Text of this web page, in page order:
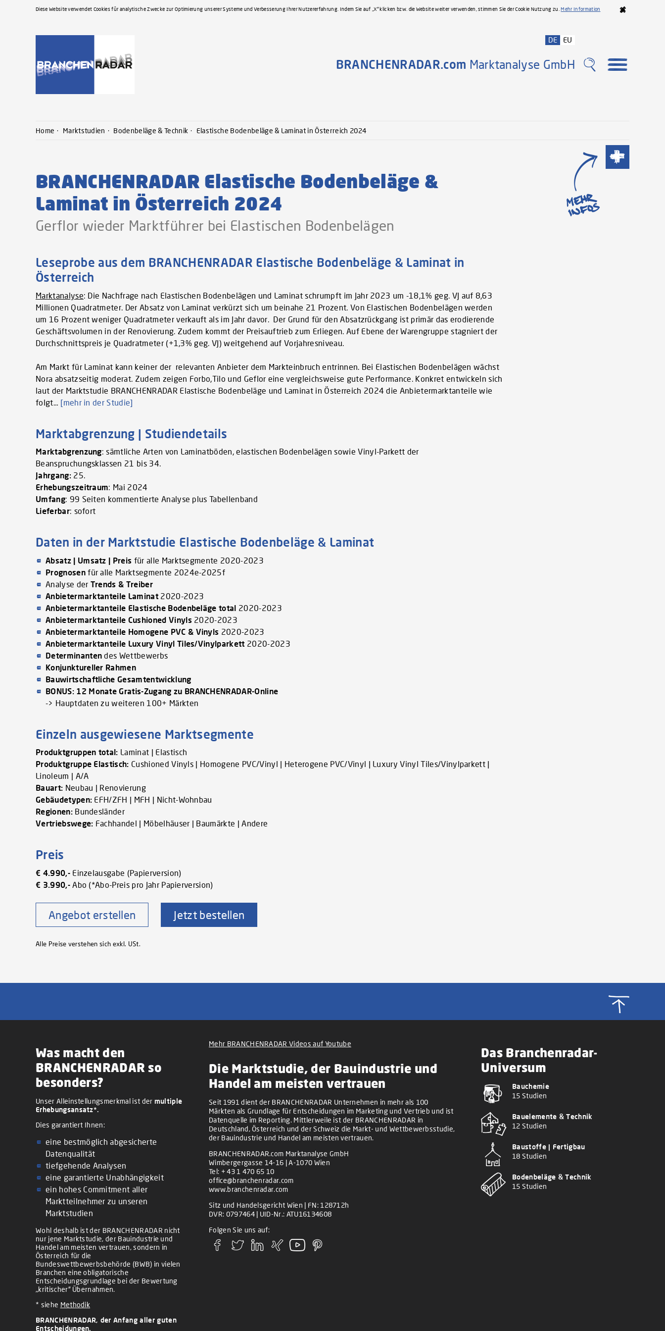
Diese Website verwendet Cookies für analytische Zwecke zur Optimierung unserer Systeme und Verbesserung Ihrer Nutzererfahrung. Indem Sie auf „X“ klicken bzw. die Website weiter verwenden, stimmen Sie der Cookie Nutzung zu.Mehr Information
BRANCHENRADAR.com Marktanalyse GmbH
DE EU
Home Marktstudien Bodenbeläge & Technik Elastische Bodenbeläge & Laminat in Österreich 2024
BRANCHENRADAR Elastische Bodenbeläge &
Laminat in Österreich 2024
Gerflor wieder Marktführer bei Elastischen Bodenbelägen
Leseprobe aus dem BRANCHENRADAR Elastische Bodenbeläge & Laminat in
Österreich
Marktanalyse: Die Nachfrage nach Elastischen Bodenbelägen und Laminat schrumpft im Jahr 2023 um -18,1% geg. VJ auf 8,63
Millionen Quadratmeter. Der Absatz von Laminat verkürzt sich um beinahe 21 Prozent. Von Elastischen Bodenbelägen werden
um 16 Prozent weniger Quadratmeter verkauft als im Jahr davor. Der Grund für den Absatzrückgang ist primär das erodierende
Geschäftsvolumen in der Renovierung. Zudem kommt der Preisauftrieb zum Erliegen. Auf Ebene der Warengruppe stagniert der
Durchschnittspreis je Quadratmeter (+1,3% geg. VJ) weitgehend auf Vorjahresniveau.
Am Markt für Laminat kann keiner der relevanten Anbieter dem Markteinbruch entrinnen. Bei Elastischen Bodenbelägen wächst
Nora absatzseitig moderat. Zudem zeigen Forbo,Tilo und Geflor eine vergleichsweise gute Performance. Konkret entwickeln sich
laut der Marktstudie BRANCHENRADAR Elastische Bodenbeläge und Laminat in Österreich 2024 die Anbietermarktanteile wie
folgt… [mehr in der Studie]
Marktabgrenzung | Studiendetails
Marktabgrenzung: sämtliche Arten von Laminatböden, elastischen Bodenbelägen sowie Vinyl-Parkett der
Beanspruchungsklassen 21 bis 34.
Jahrgang: 25.
Erhebungszeitraum: Mai 2024
Umfang: 99 Seiten kommentierte Analyse plus Tabellenband
Lieferbar: sofort
Daten in der Marktstudie Elastische Bodenbeläge & Laminat
Absatz | Umsatz | Preis für alle Marktsegmente 2020-2023
Prognosenfür alle Marktsegmente 2024e-2025f
Analyse der Trends & Treiber
Anbietermarktanteile Laminat 2020-2023
Anbietermarktanteile Elastische Bodenbeläge total 2020-2023
Anbietermarktanteile Cushioned Vinyls 2020-2023
Anbietermarktanteile Homogene PVC & Vinyls 2020-2023
Anbietermarktanteile Luxury Vinyl Tiles/Vinylparkett 2020-2023
Determinantendes Wettbewerbs
Konjunktureller Rahmen
Bauwirtschaftliche Gesamtentwicklung
BONUS: 12 Monate Gratis-Zugang zu BRANCHENRADAR-Online
-> Hauptdaten zu weiteren 100+ Märkten
Einzeln ausgewiesene Marktsegmente
Produktgruppen total: Laminat | Elastisch
Produktgruppe Elastisch: Cushioned Vinyls | Homogene PVC/Vinyl | Heterogene PVC/Vinyl | Luxury Vinyl Tiles/Vinylparkett |
Linoleum | A/A
Bauart: Neubau | Renovierung
Gebäudetypen: EFH/ZFH | MFH | Nicht-Wohnbau
Regionen:Bundesländer
Vertriebswege: Fachhandel | Möbelhäuser | Baumärkte | Andere
Preis
€ 4.990,-Einzelausgabe (Papierversion)
€ 3.990,-Abo (*Abo-Preis pro Jahr Papierversion)
Angebot erstellen Jetzt bestellen
Alle Preise verstehen sich exkl. USt.
Was macht den
BRANCHENRADAR so
besonders?
Unser Alleinstellungsmerkmal ist der multiple
Erhebungsansatz*.
Dies garantiert Ihnen:
eine bestmöglich abgesicherte
Datenqualität
tiefgehende Analysen
eine garantierte Unabhängigkeit
ein hohes Commitment aller
Marktteilnehmer zu unseren
Marktstudien
Wohl deshalb ist der BRANCHENRADAR nicht
nur jene Marktstudie, der Bauindustrie und
Handel am meisten vertrauen, sondern in
Österreich für die
Bundeswettbewerbsbehörde (BWB) in vielen
Branchen eine obligatorische
Entscheidungsgrundlage bei der Bewertung
„kritischer“ Übernahmen.
* siehe Methodik
BRANCHENRADAR, der Anfang aller guten
Entscheidungen.
Mehr BRANCHENRADAR Videos auf Youtube
Die Marktstudie, der Bauindustrie und
Handel am meisten vertrauen
Seit 1991 dient der BRANCHENRADAR Unternehmen in mehr als 100
Märkten als Grundlage für Entscheidungen im Marketing und Vertrieb und ist
Datenquelle im Reporting. Mittlerweile ist der BRANCHENRADAR in
Deutschland, Österreich und der Schweiz die Markt- und Wettbewerbsstudie,
der Bauindustrie und Handel am meisten vertrauen.
BRANCHENRADAR.com Marktanalyse GmbH
Wimbergergasse 14-16 | A-1070 Wien
Tel: + 43 1 470 65 10
office@branchenradar.com
www.branchenradar.com
Sitz und Handelsgericht Wien | FN: 128712h
DVR: 0797464 | UID-Nr.: ATU16134608
Folgen Sie uns auf:
Das Branchenradar-
Universum
Bauchemie
15 Studien
Bauelemente & Technik
12 Studien
Baustoffe | Fertigbau
18 Studien
Bodenbeläge & Technik
15 Studien